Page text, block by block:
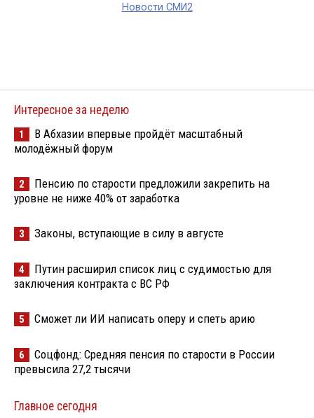
Новости СМИ2
Интересное за неделю
1
В Абхазии впервые пройдёт масштабный
молодёжный форум
2
Пенсию по старости предложили закрепить на
уровне не ниже 40% от заработка
3 Законы, вступающие в силу в августе
4
Путин расширил список лиц с судимостью для
заключения контракта с ВС РФ
5 Сможет ли ИИ написать оперу и спеть арию
6
Соцфонд: Средняя пенсия по старости в России
превысила 27,2 тысячи
Главное сегодня